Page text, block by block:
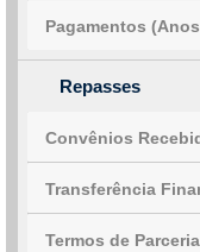
Pagamentos
Repasses
Convênios
Transferência
Termos de Parceria